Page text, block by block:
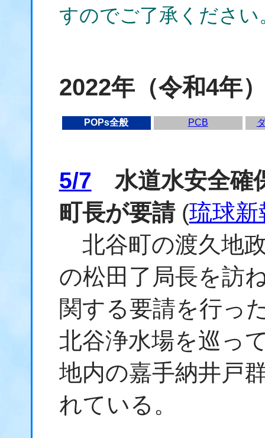
すのでご了承ください
2022年（令和4年
POPs全般 PCB
5/7 水道水安全確
町長が要請(琉球新
北谷町の渡久地
の松田了局長を訪
関する要請を行っ
北谷浄水場を巡っ
地内の嘉手納井戸
れている。